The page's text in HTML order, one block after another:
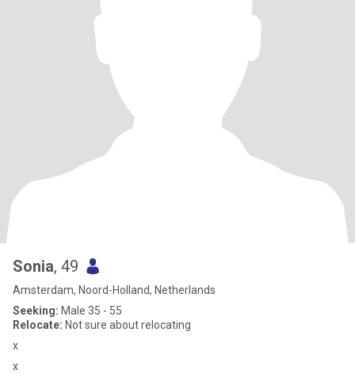
Sonia, 49
Amsterdam, Noord-Holland, Netherlands
Seeking: Male 35 - 55
Relocate: Not sure about relocating
x
x